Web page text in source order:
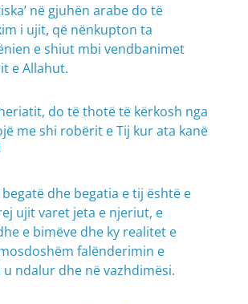
në gjuhën arabe do të
i ujit, që nënkupton ta
e shiut mbi vendbanimet
e Allahut.
do të thotë të kërkosh nga
me shi robërit e Tij kur ata kanë
dhe begatia e tij është e
ujit varet jeta e njeriut, e
e bimëve dhe ky realitet e
falënderimin e
ndalur dhe në vazhdimësi.